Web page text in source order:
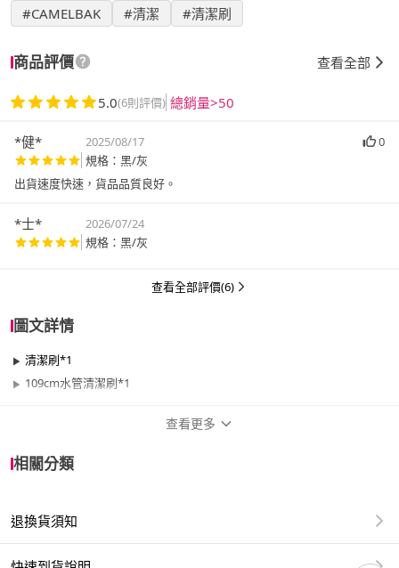
#CAMELBAK #清潔 #清潔刷
商品評價 查看全部
5.0(6則評價) 總銷量>50
*健* 2025/08/17
0
規格：黑/灰
出貨速度快速，貨品品質良好。
*士*
2026/07/24
規格：黑/灰
查看全部評價(6)
圖文詳情
清潔刷*1
109cm水管清潔刷*1
適用於
查看更多
相關分類
退換貨須知